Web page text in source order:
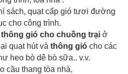
sách, quạt cấp gió tươi đường
cho công trình.
thông gió cho chuồng trại ở
quạt hút và thông gió cho các
heo bò dê bò sữa.. v.v.
cầu thang tòa nhà,